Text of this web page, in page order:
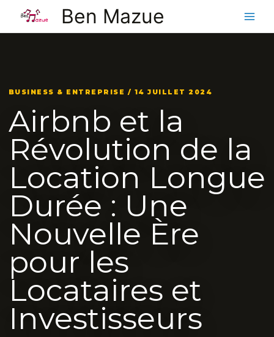
contenu
Ben Mazue
BUSINESS & ENTREPRISE / 14 JUILLET 2024
Airbnb et la
Révolution de la
Location Longue
Durée : Une
Nouvelle Ère
pour les
Locataires et
Investisseurs